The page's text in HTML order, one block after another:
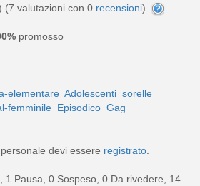
(7 valutazioni con 0 recensioni)
promosso
elementare Adolescenti sorelle
femminile Episodico Gag
devi essere registrato.
1 Pausa, 0 Sospeso, 0 Da rivedere, 14